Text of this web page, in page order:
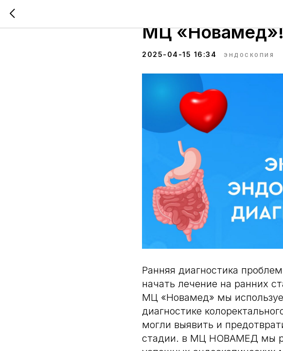
Эндоскопия
МЦ
2025-04-15 16:34 ЭНДОСКОПИЯ
Ранняя диагностика
начать лечение на ранних
МЦ «Новамед» мы
диагностике
могли выявить и
стадии. в МЦ НОВАМЕД мы